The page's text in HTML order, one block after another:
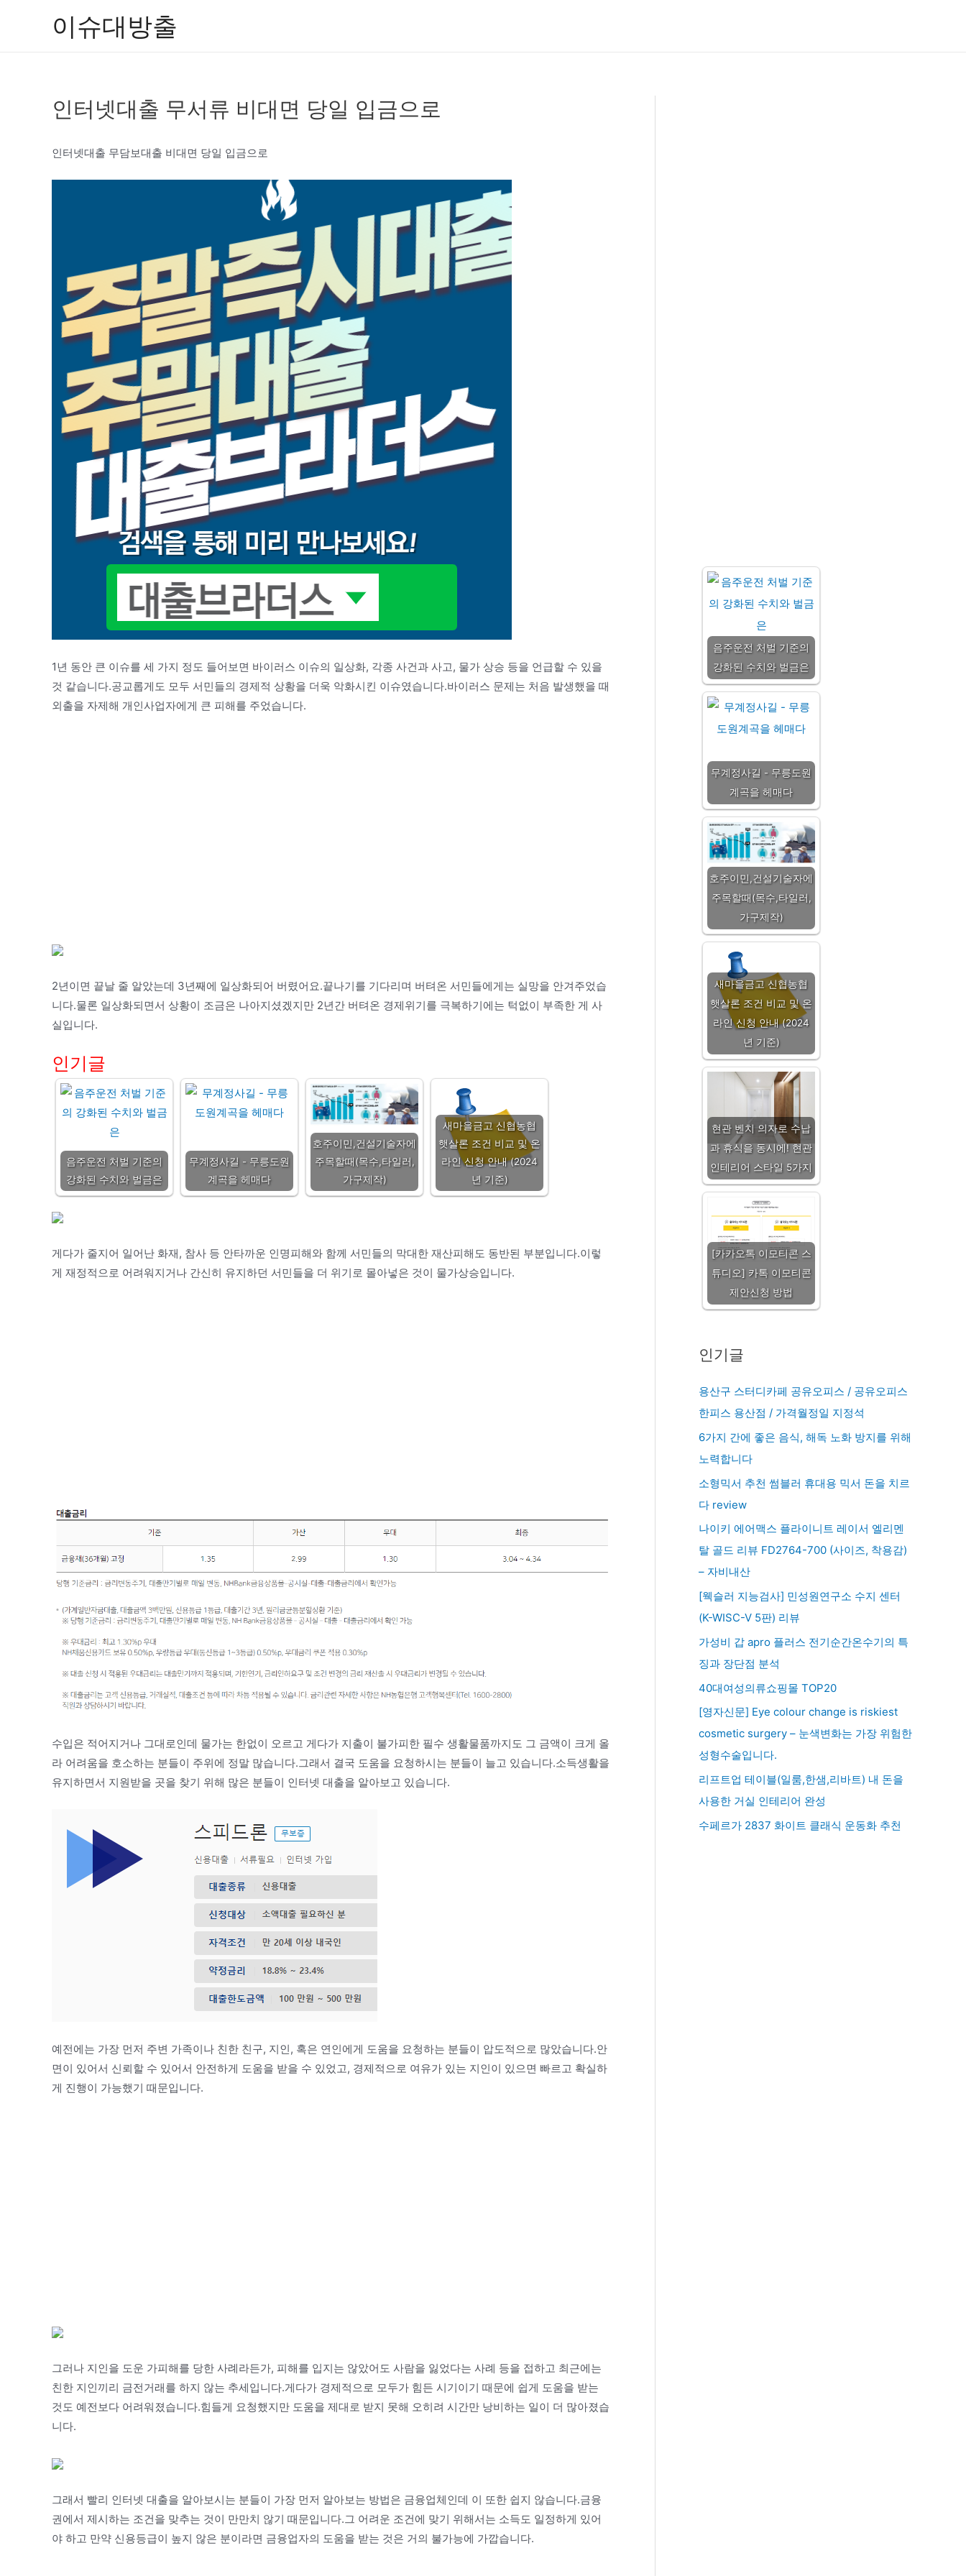
이슈대방출
인터넷대출 무서류 비대면 당일 입금으로
인터넷대출 무담보대출 비대면 당일 입금으로
1년 동안 큰 이슈를 세 가지 정도 들어보면 바이러스 이슈의 일상화, 각종 사건과 사고, 물가 상승 등을 언급할 수 있을
것 같습니다.공교롭게도 모두 서민들의 경제적 상황을 더욱 악화시킨 이슈였습니다.바이러스 문제는 처음 발생했을 때
외출을 자제해 개인사업자에게 큰 피해를 주었습니다.
2년이면 끝날 줄 알았는데 3년째에 일상화되어 버렸어요.끝나기를 기다리며 버텨온 서민들에게는 실망을 안겨주었습
니다.물론 일상화되면서 상황이 조금은 나아지셨겠지만 2년간 버텨온 경제위기를 극복하기에는 턱없이 부족한 게 사
실입니다.
인기글
음주운전 처벌 기준의
강화된 수치와 벌금은
무계정사길 - 무릉도원
계곡을 헤매다
호주이민,건설기술자에
주목할때(목수,타일러,
가구제작)
새마을금고 신협농협
햇살론 조건 비교 및 온
라인 신청 안내 (2024
년 기준)
게다가 줄지어 일어난 화재, 참사 등 안타까운 인명피해와 함께 서민들의 막대한 재산피해도 동반된 부분입니다.이렇
게 재정적으로 어려워지거나 간신히 유지하던 서민들을 더 위기로 몰아넣은 것이 물가상승입니다.
수입은 적어지거나 그대로인데 물가는 한없이 오르고 게다가 지출이 불가피한 필수 생활물품까지도 그 금액이 크게 올
라 어려움을 호소하는 분들이 주위에 정말 많습니다.그래서 결국 도움을 요청하시는 분들이 늘고 있습니다.소득생활을
유지하면서 지원받을 곳을 찾기 위해 많은 분들이 인터넷 대출을 알아보고 있습니다.
예전에는 가장 먼저 주변 가족이나 친한 친구, 지인, 혹은 연인에게 도움을 요청하는 분들이 압도적으로 많았습니다.안
면이 있어서 신뢰할 수 있어서 안전하게 도움을 받을 수 있었고, 경제적으로 여유가 있는 지인이 있으면 빠르고 확실하
게 진행이 가능했기 때문입니다.
그러나 지인을 도운 가피해를 당한 사례라든가, 피해를 입지는 않았어도 사람을 잃었다는 사례 등을 접하고 최근에는
친한 지인끼리 금전거래를 하지 않는 추세입니다.게다가 경제적으로 모두가 힘든 시기이기 때문에 쉽게 도움을 받는
것도 예전보다 어려워졌습니다.힘들게 요청했지만 도움을 제대로 받지 못해 오히려 시간만 낭비하는 일이 더 많아졌습
니다.
그래서 빨리 인터넷 대출을 알아보시는 분들이 가장 먼저 알아보는 방법은 금융업체인데 이 또한 쉽지 않습니다.금융
권에서 제시하는 조건을 맞추는 것이 만만치 않기 때문입니다.그 어려운 조건에 맞기 위해서는 소득도 일정하게 있어
야 하고 만약 신용등급이 높지 않은 분이라면 금융업자의 도움을 받는 것은 거의 불가능에 가깝습니다.
음주운전 처벌 기준의
강화된 수치와 벌금은
무계정사길 - 무릉도원
계곡을 헤매다
호주이민,건설기술자에
주목할때(목수,타일러,
가구제작)
새마을금고 신협농협
햇살론 조건 비교 및 온
라인 신청 안내 (2024
년 기준)
현관 벤치 의자로 수납
과 휴식을 동시에! 현관
인테리어 스타일 5가지
[카카오톡 이모티콘 스
튜디오] 카톡 이모티콘
제안신청 방법
인기글
용산구 스터디카페 공유오피스 / 공유오피스
한피스 용산점 / 가격월정일 지정석
6가지 간에 좋은 음식, 해독 노화 방지를 위해
노력합니다
소형믹서 추천 썸블러 휴대용 믹서 돈을 치르
다 review
나이키 에어맥스 플라이니트 레이서 엘리멘
탈 골드 리뷰 FD2764-700 (사이즈, 착용감)
– 자비내산
[웩슬러 지능검사] 민성원연구소 수지 센터
(K-WISC-V 5판) 리뷰
가성비 갑 apro 플러스 전기순간온수기의 특
징과 장단점 분석
40대여성의류쇼핑몰 TOP20
[영자신문] Eye colour change is riskiest
cosmetic surgery – 눈색변화는 가장 위험한
성형수술입니다.
리프트업 테이블(일룸,한샘,리바트) 내 돈을
사용한 거실 인테리어 완성
수페르가 2837 화이트 클래식 운동화 추천